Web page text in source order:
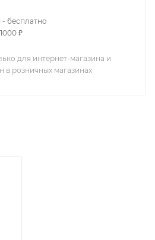
бесплатно
₽
для интернет-магазина и
в розничных магазинах